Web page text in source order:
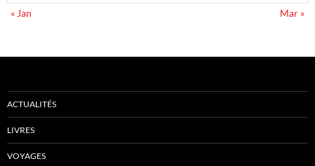
« Jan
Mar »
ACTUALITÉS
LIVRES
VOYAGES